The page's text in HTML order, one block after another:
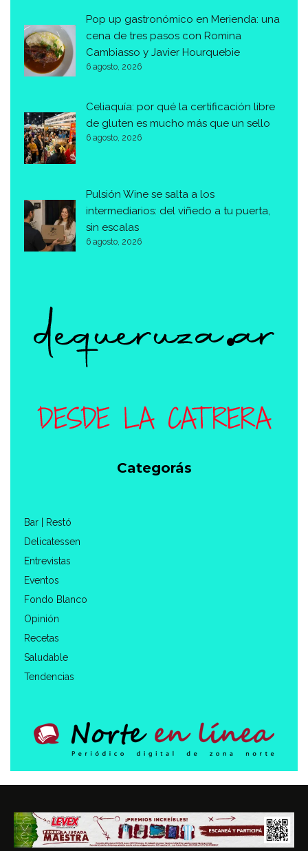
Pop up gastronómico en Merienda: una
cena de tres pasos con Romina
Cambiasso y Javier Hourquebie
6 agosto, 2026
Celiaquía: por qué la certificación libre
de gluten es mucho más que un sello
6 agosto, 2026
Pulsión Wine se salta a los
intermediarios: del viñedo a tu puerta,
sin escalas
6 agosto, 2026
Categorás
Bar | Restó
Delicatessen
Entrevistas
Eventos
Fondo Blanco
Opinión
Recetas
Saludable
Tendencias